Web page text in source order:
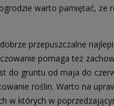
warto pamiętać, że
przepuszczalne
pomaga też
do gruntu od maja do
roślin. Warto na
w których w